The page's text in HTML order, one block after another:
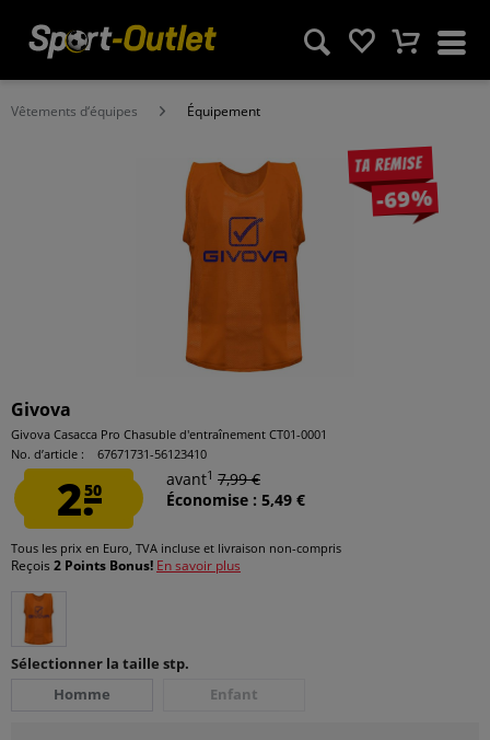
Vêtements d‘équipes Équipement
Ta remise
-69%
Givova
Givova Casacca Pro Chasuble d'entraînement CT01-0001
No. d’article :
67671731-56123410
2.50
avant1 7,99 €
Économise : 5,49 €
Tous les prix en Euro, TVA incluse et livraison non-compris
Reçois 2 Points Bonus! En savoir plus
Sélectionner la taille stp.
Homme
Enfant